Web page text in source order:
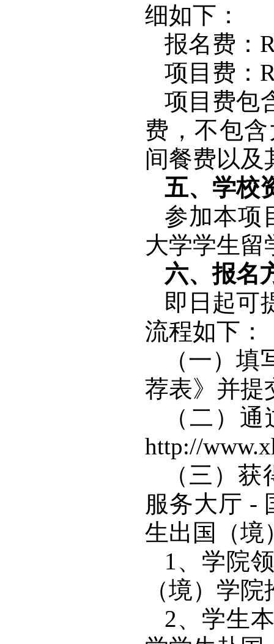
细如下：
报名费：
项目费：
项目费包
费，不包
间餐费以及
五、学校
参加本项
大学学生留
六、报名
即日起可
流程如下：
（一）
荐表》并提
（二）
http://
（三）
服务大厅 -
生出国（境
1、学院
（境）学
2、学生